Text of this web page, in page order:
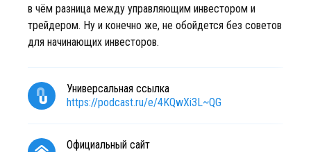
в чём разница между управляющим инвестором и
трейдером. Ну и конечно же, не обойдется без советов
для начинающих инвесторов.
Универсальная ссылка
https://podcast.ru/e/4KQwXi3L~QG
Официальный сайт